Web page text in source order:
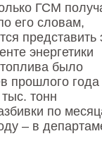
ГСМ
его словам,
представить
энергетики
топлива было
прошлого года
тонн
по
– в